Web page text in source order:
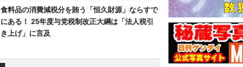
食料品の消費減税分を賄う「恒久財源」ならすで
にある！ 25年度与党税制改正大綱は「法人税引
き上げ」に言及